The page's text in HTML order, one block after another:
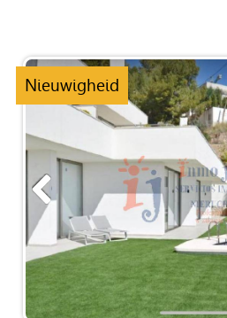
Nieuwigheid